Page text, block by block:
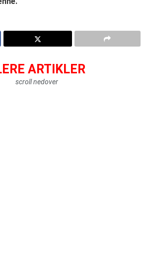
ARTIKLER
scroll nedover